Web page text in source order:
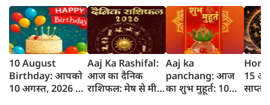
10 August
Birthday: आपको
10 अगस्त, 2026 के
Aaj Ka Rashifal:
आज का दैनिक
राशिफल: मेष से मीन
Aaj ka
panchang: आज
का शुभ मुहूर्त: 10
15